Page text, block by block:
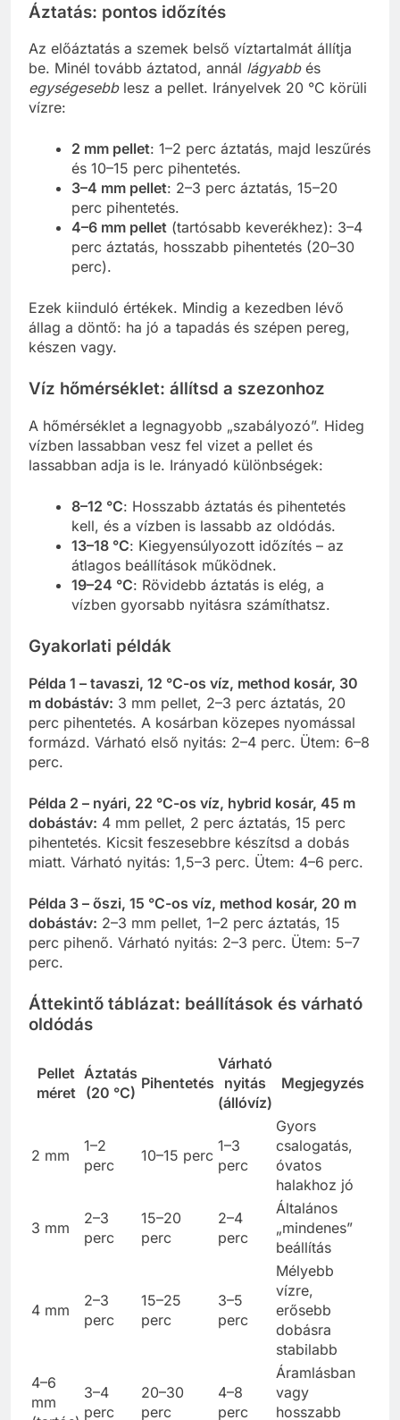
Áztatás: pontos időzítés
Az előáztatás a szemek belső víztartalmát állítja
be. Minél tovább áztatod, annál lágyabbés
egységesebblesz a pellet. Irányelvek 20 °C körüli
vízre:
2 mm pellet: 1–2 perc áztatás, majd leszűrés
és 10–15 perc pihentetés.
3–4 mm pellet: 2–3 perc áztatás, 15–20
perc pihentetés.
4–6 mm pellet (tartósabb keverékhez): 3–4
perc áztatás, hosszabb pihentetés (20–30
perc).
Ezek kiinduló értékek. Mindig a kezedben lévő
állag a döntő: ha jó a tapadás és szépen pereg,
készen vagy.
Víz hőmérséklet: állítsd a szezonhoz
A hőmérséklet a legnagyobb „szabályozó”. Hideg
vízben lassabban vesz fel vizet a pellet és
lassabban adja is le. Irányadó különbségek:
8–12 °C: Hosszabb áztatás és pihentetés
kell, és a vízben is lassabb az oldódás.
13–18 °C: Kiegyensúlyozott időzítés – az
átlagos beállítások működnek.
19–24 °C: Rövidebb áztatás is elég, a
vízben gyorsabb nyitásra számíthatsz.
Gyakorlati példák
Példa 1 – tavaszi, 12 °C-os víz, method kosár, 30
m dobástáv: 3 mm pellet, 2–3 perc áztatás, 20
perc pihentetés. A kosárban közepes nyomással
formázd. Várható első nyitás: 2–4 perc. Ütem: 6–8
perc.
Példa 2 – nyári, 22 °C-os víz, hybrid kosár, 45 m
dobástáv: 4 mm pellet, 2 perc áztatás, 15 perc
pihentetés. Kicsit feszesebbre készítsd a dobás
miatt. Várható nyitás: 1,5–3 perc. Ütem: 4–6 perc.
Példa 3 – őszi, 15 °C-os víz, method kosár, 20 m
dobástáv: 2–3 mm pellet, 1–2 perc áztatás, 15
perc pihenő. Várható nyitás: 2–3 perc. Ütem: 5–7
perc.
Áttekintő táblázat: beállítások és várható
oldódás
Pellet
méret
Áztatás
(20 °C)
Pihentetés
Várható
nyitás
(állóvíz)
Megjegyzés
2 mm
1–2
perc
10–15 perc
1–3
perc
Gyors
csalogatás,
óvatos
halakhoz jó
3 mm
2–3
perc
15–20
perc
2–4
perc
Általános
„mindenes”
beállítás
4 mm
2–3
perc
15–25
perc
3–5
perc
Mélyebb
vízre,
erősebb
dobásra
stabilabb
4–6
mm
3–4
perc
20–30
perc
4–8
perc
Áramlásban
vagy
hosszabb